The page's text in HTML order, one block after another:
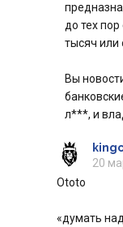
до тех
тысяч или
Вы
л***, и
20
Ototo
«думать